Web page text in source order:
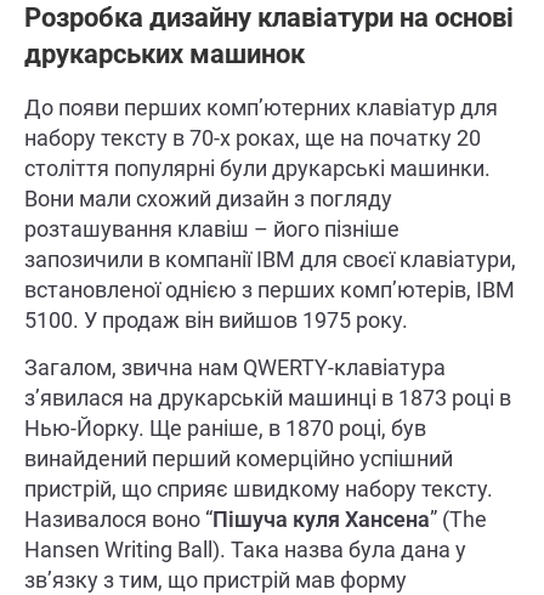
Розробка дизайну клавіатури на основі
друкарських машинок
До появи перших комп’ютерних клавіатур для
набору тексту в 70-х роках, ще на початку 20
століття популярні були друкарські машинки.
Вони мали схожий дизайн з погляду
розташування клавіш – його пізніше
запозичили в компанії IBM для своєї клавіатури,
встановленої однією з перших комп’ютерів, IBM
5100. У продаж він вийшов 1975 року.
Загалом, звична нам QWERTY-клавіатура
з’явилася на друкарській машинці в 1873 році в
Нью-Йорку. Ще раніше, в 1870 році, був
винайдений перший комерційно успішний
пристрій, що сприяє швидкому набору тексту.
Називалося воно “Пішуча куля Хансена” (The
Hansen Writing Ball). Така назва була дана у
зв’язку з тим, що пристрій мав форму